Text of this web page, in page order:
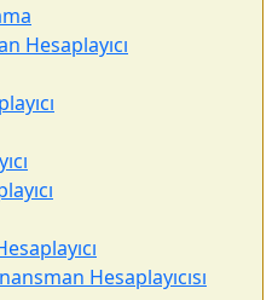
Hesaplayıcı
Hesaplayıcısı